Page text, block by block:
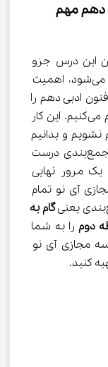
دهم مهم
این درس جزو
دروس تخصصی رشته انسانی محسوب می‌شود، اهمیت
ادبی دهم را
انجام می‌دهیم، در واقع ذهن‌مان را منظم می‌کنیم. این کار
نشویم و بدانیم
هر سوال به کدام بخش مربوط است. جمع‌بندی درست
مرور نهایی
آی نو تمام
گام به
دوم را به شما
مجازی آی نو
کنید.